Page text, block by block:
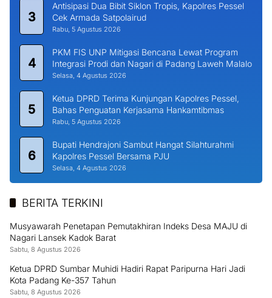
3
Antisipasi Dua Bibit Siklon Tropis, Kapolres Pessel
Cek Armada Satpolairud
Rabu, 5 Agustus 2026
4
PKM FIS UNP Mitigasi Bencana Lewat Program
Integrasi Prodi dan Nagari di Padang Laweh Malalo
Selasa, 4 Agustus 2026
5
Ketua DPRD Terima Kunjungan Kapolres Pessel,
Bahas Penguatan Kerjasama Hankamtibmas
Rabu, 5 Agustus 2026
6
Bupati Hendrajoni Sambut Hangat Silahturahmi
Kapolres Pessel Bersama PJU
Selasa, 4 Agustus 2026
BERITA TERKINI
Musyawarah Penetapan Pemutakhiran Indeks Desa MAJU di
Nagari Lansek Kadok Barat
Sabtu, 8 Agustus 2026
Ketua DPRD Sumbar Muhidi Hadiri Rapat Paripurna Hari Jadi
Kota Padang Ke-357 Tahun
Sabtu, 8 Agustus 2026